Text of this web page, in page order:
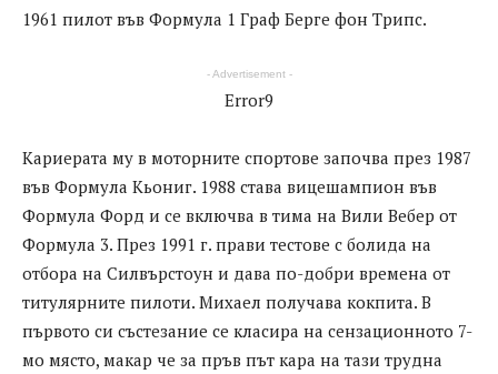
1961 пилот във Формула 1 Граф Берге фон Трипс.
- Advertisement -
Error9
Кариерата му в моторните спортове започва през 1987
във Формула Кьониг. 1988 става вицешампион във
Формула Форд и се включва в тима на Вили Вебер от
Формула 3. През 1991 г. прави тестове с болида на
отбора на Силвърстоун и дава по-добри времена от
титулярните пилоти. Михаел получава кокпита. В
първото си състезание се класира на сензационното 7-
мо място, макар че за пръв път кара на тази трудна